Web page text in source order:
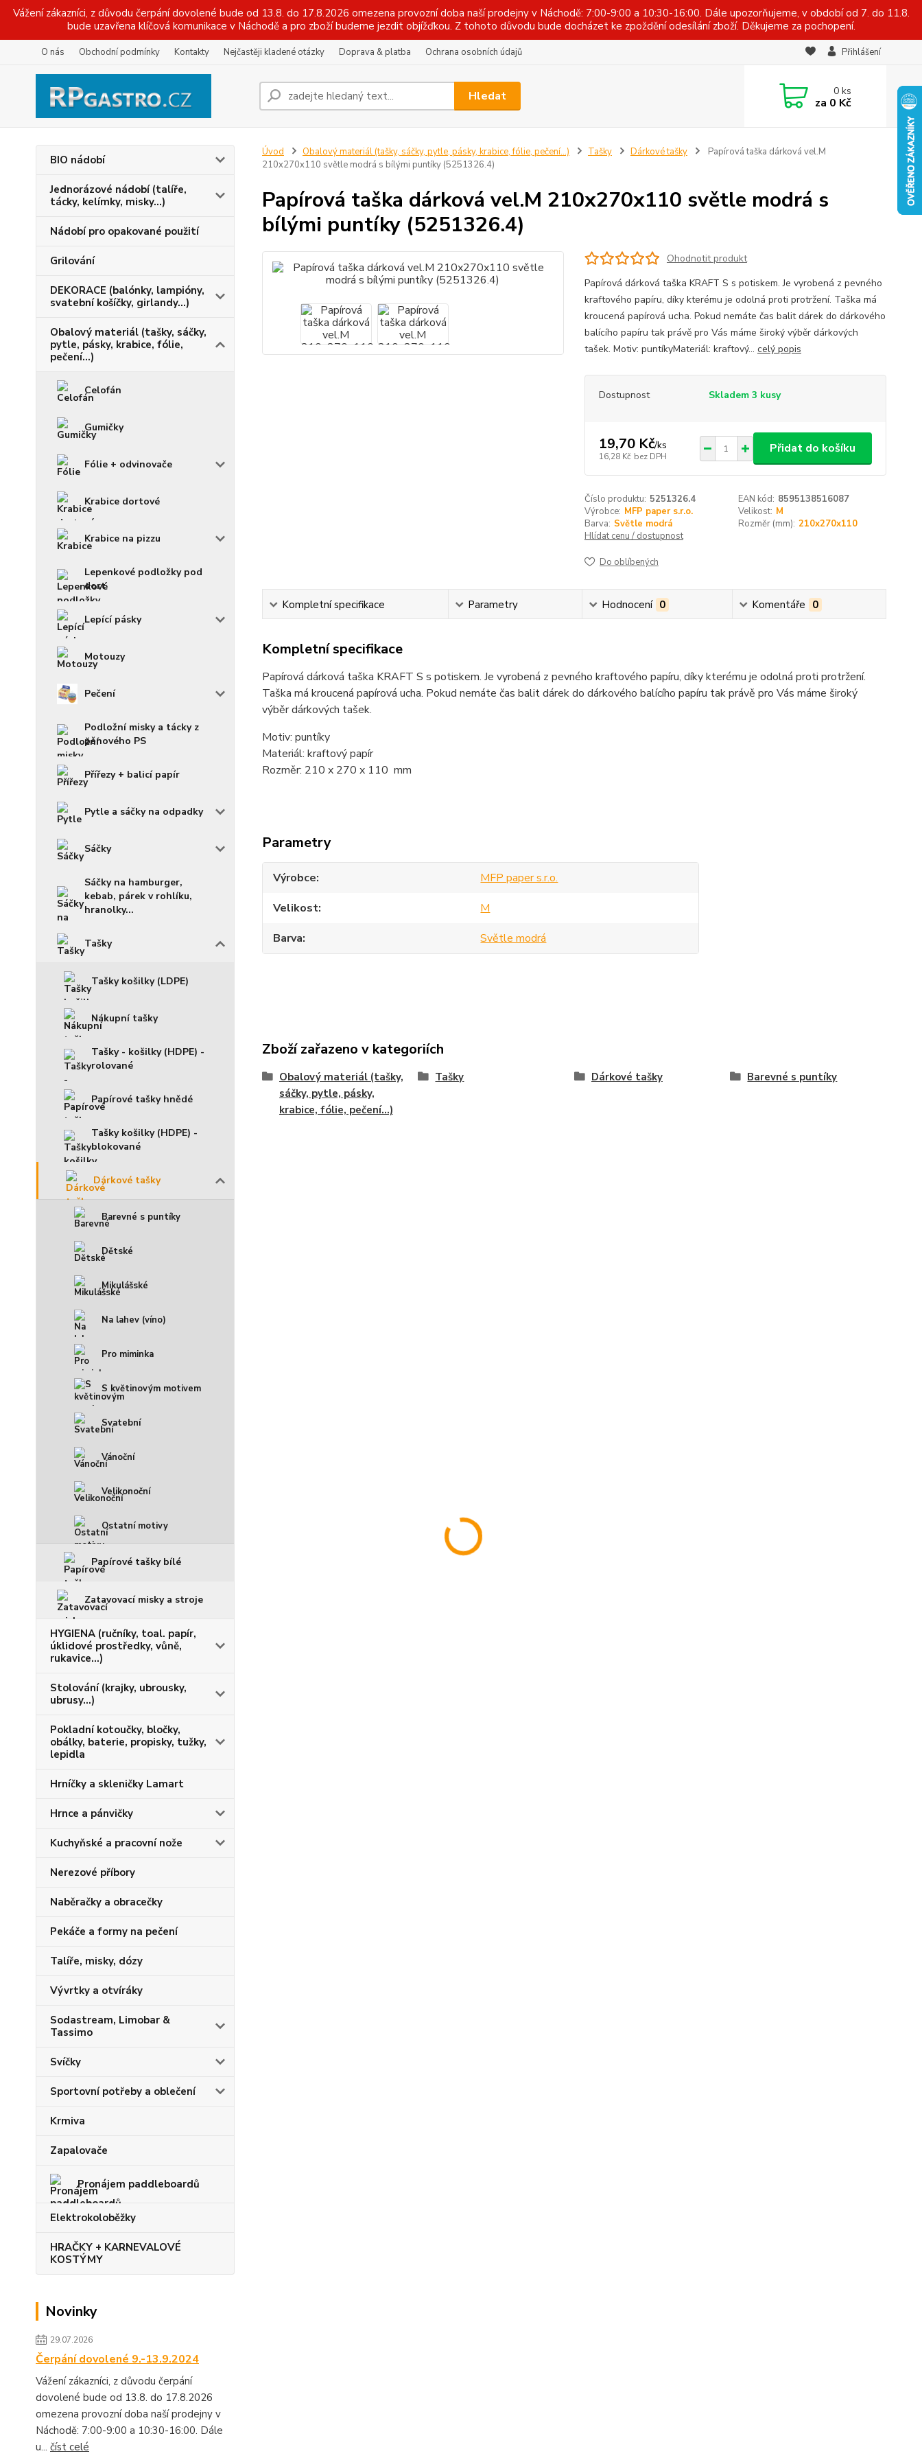
Vážení zákazníci, z důvodu čerpání dovolené bude od 13.8. do 17.8.2026 omezena provozní doba naší prodejny v Náchodě: 7:00-9:00 a 10:30-16:00. Dále upozorňujeme, v období od 7. do 11.8.
bude uzavřena klíčová komunikace v Náchodě a pro zboží budeme jezdit objížďkou. Z tohoto důvodu bude docházet ke zpoždění odesílání zboží. Děkujeme za pochopení.
O nás Obchodní podmínky Kontakty Nejčastěji kladené otázky Doprava & platba Ochrana osobních údajů Přihlášení
Hledat 0ks
za 0 Kč
BIO nádobí
Jednorázové nádobí (talíře,
tácky, kelímky, misky...)
Nádobí pro opakované použití
Grilování
DEKORACE (balónky, lampióny,
svatební košíčky, girlandy...)
Obalový materiál (tašky, sáčky,
pytle, pásky, krabice, fólie,
pečení...)
Celofán
Gumičky
Fólie + odvinovače
Krabice dortové
Krabice na pizzu
Lepenkové podložky pod
dort
Lepící pásky
Motouzy
Pečení
Podložní misky a tácky z
pěnového PS
Přířezy + balicí papír
Pytle a sáčky na odpadky
Sáčky
Sáčky na hamburger,
kebab, párek v rohlíku,
hranolky...
Tašky
Tašky košilky (LDPE)
Nákupní tašky
Tašky - košilky (HDPE) -
rolované
Papírové tašky hnědé
Tašky košilky (HDPE) -
blokované
Dárkové tašky
Barevné s puntíky
Dětské
Mikulášské
Na lahev (víno)
Pro miminka
S květinovým motivem
Svatební
Vánoční
Velikonoční
Ostatní motivy
Papírové tašky bílé
Zatavovací misky a stroje
HYGIENA (ručníky, toal. papír,
úklidové prostředky, vůně,
rukavice...)
Stolování (krajky, ubrousky,
ubrusy...)
Pokladní kotoučky, bločky,
obálky, baterie, propisky, tužky,
lepidla
Hrníčky a skleničky Lamart
Hrnce a pánvičky
Kuchyňské a pracovní nože
Nerezové příbory
Naběračky a obracečky
Pekáče a formy na pečení
Talíře, misky, dózy
Vývrtky a otvíráky
Sodastream, Limobar &
Tassimo
Svíčky
Sportovní potřeby a oblečení
Krmiva
Zapalovače
Pronájem paddleboardů
Elektrokoloběžky
HRAČKY + KARNEVALOVÉ
KOSTÝMY
Novinky
29.07.2026
Čerpání dovolené 9.-13.9.2024
Vážení zákazníci, z důvodu čerpání
dovolené bude od 13.8. do 17.8.2026
omezena provozní doba naší prodejny v
Náchodě: 7:00-9:00 a 10:30-16:00. Dále
u... číst celé
Úvod Obalový materiál (tašky, sáčky, pytle, pásky, krabice, fólie, pečení...) Tašky Dárkové tašky
Papírová taška dárková vel.M
210x270x110 světle modrá s bílými puntíky (5251326.4)
Papírová taška dárková vel.M 210x270x110 světle modrá s
bílými puntíky (5251326.4)
Ohodnotit produkt
Papírová dárková taška KRAFT S s potiskem. Je vyrobená z pevného
kraftového papíru, díky kterému je odolná proti protržení. Taška má
kroucená papírová ucha. Pokud nemáte čas balit dárek do dárkového
balícího papíru tak právě pro Vás máme široký výběr dárkových
tašek. Motiv: puntíkyMateriál: kraftový... celý popis
Dostupnost Skladem 3 kusy
19,70 Kč/ks
16,28 Kč bez DPH
Přidat do košíku
Číslo produktu: 5251326.4 EAN kód: 8595138516087
Výrobce: MFP paper s.r.o. Velikost: M
Barva: Světle modrá Rozměr (mm): 210x270x110
Hlídat cenu / dostupnost
Do oblíbených
Kompletní specifikace Parametry Hodnocení 0 Komentáře 0
Kompletní specifikace
Papírová dárková taška KRAFT S s potiskem. Je vyrobená z pevného kraftového papíru, díky kterému je odolná proti protržení.
Taška má kroucená papírová ucha. Pokud nemáte čas balit dárek do dárkového balícího papíru tak právě pro Vás máme široký
výběr dárkových tašek.
Motiv: puntíky
Materiál: kraftový papír
Rozměr: 210 x 270 x 110 mm
Parametry
Výrobce
MFP paper s.r.o.
Velikost
M
Barva
Světle modrá
Zboží zařazeno v kategoriích
Obalový materiál (tašky,
sáčky, pytle, pásky,
krabice, fólie, pečení...)
Tašky Dárkové tašky Barevné s puntíky